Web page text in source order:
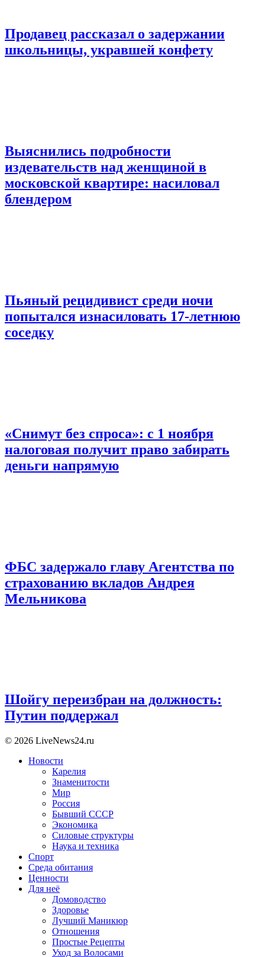
Продавец рассказал о задержании
школьницы, укравшей конфету
Выяснились подробности
издевательств над женщиной в
московской квартире: насиловал
блендером
Пьяный рецидивист среди ночи
попытался изнасиловать 17-летнюю
соседку
«Снимут без спроса»: с 1 ноября
налоговая получит право забирать
деньги напрямую
ФБС задержало главу Агентства по
страхованию вкладов Андрея
Мельникова
Шойгу переизбран на должность:
Путин поддержал
© 2026 LiveNews24.ru
Новости
Карелия
Знаменитости
Мир
Россия
Бывший СССР
Экономика
Силовые структуры
Наука и техника
Спорт
Среда обитания
Ценности
Для неё
Домоводство
Здоровье
Лучший Маникюр
Отношения
Простые Рецепты
Уход за Волосами